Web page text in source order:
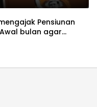
Pensiunan
bulan agar